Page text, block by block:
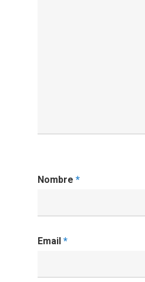
Nombre *
Email *